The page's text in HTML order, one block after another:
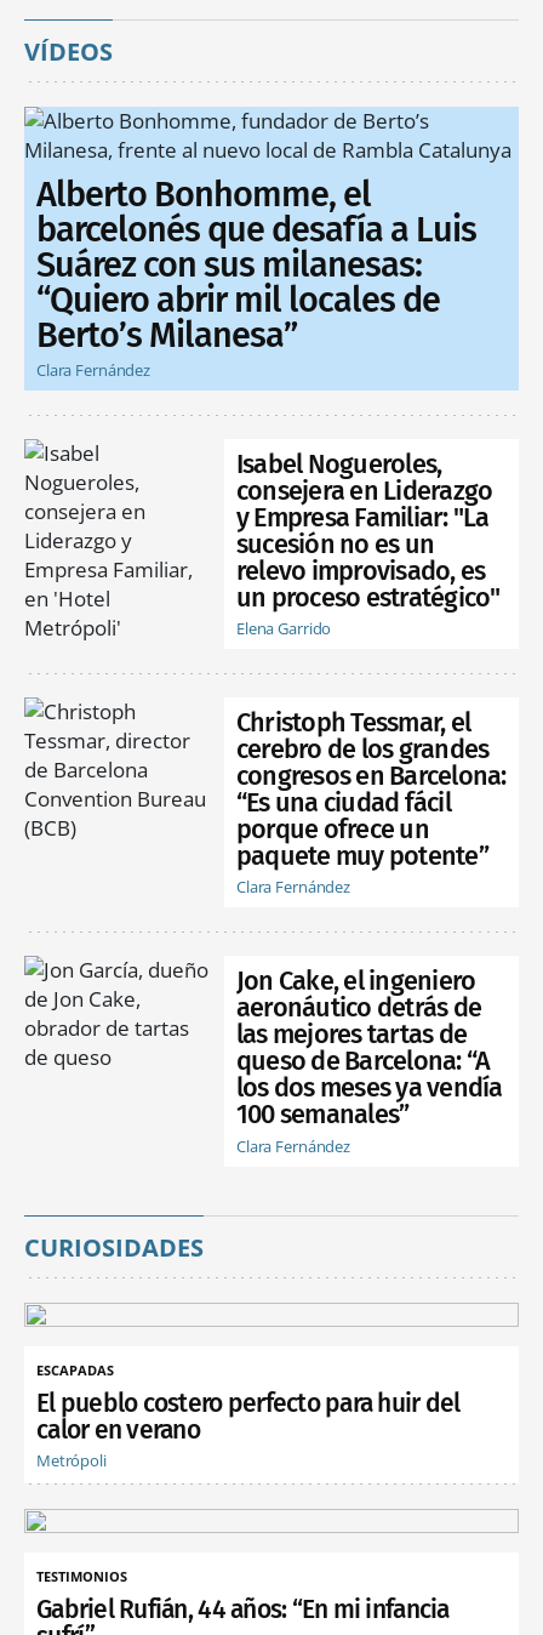
VÍDEOS
Alberto Bonhomme, el
barcelonés que desafía a Luis
Suárez con sus milanesas:
“Quiero abrir mil locales de
Berto’s Milanesa”
Clara Fernández
Isabel Nogueroles,
consejera en Liderazgo
y Empresa Familiar: "La
sucesión no es un
relevo improvisado, es
un proceso estratégico"
Elena Garrido
Christoph Tessmar, el
cerebro de los grandes
congresos en Barcelona:
“Es una ciudad fácil
porque ofrece un
paquete muy potente”
Clara Fernández
Jon Cake, el ingeniero
aeronáutico detrás de
las mejores tartas de
queso de Barcelona: “A
los dos meses ya vendía
100 semanales”
Clara Fernández
CURIOSIDADES
ESCAPADAS
El pueblo costero perfecto para huir del
calor en verano
Metrópoli
TESTIMONIOS
Gabriel Rufián, 44 años: “En mi infancia